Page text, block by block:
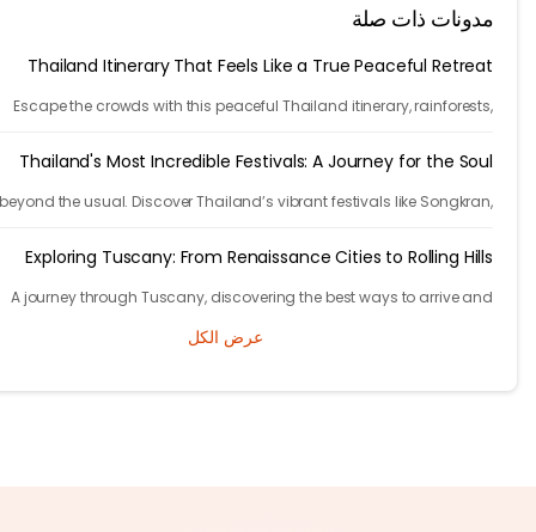
ذات صلة
Thailand Itinerary That Feels Like a True Peaceful
Escape the crowds with this peaceful Thailand itinerary,
Thailand's Most Incredible Festivals: A Journey for the
Go beyond the usual. Discover Thailand’s vibrant festivals like
Exploring Tuscany: From Renaissance Cities to Rolling
A journey through Tuscany, discovering the best ways to arrive
عرض الكل